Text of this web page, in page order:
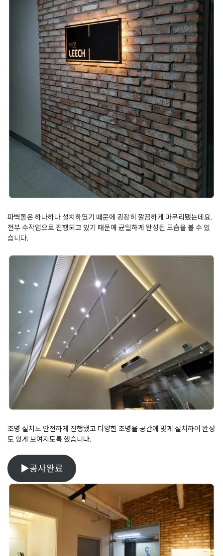
파벽돌은 하나하나 설치하였기 때문에 굉장히 깔끔하게 마무리됐는데요.
전부 수작업으로 진행되고 있기 때문에 균일하게 완성된 모습을 볼 수 있
습니다.
조명 설치도 안전하게 진행됐고 다양한 조명을 공간에 맞게 설치하여 완성
도 있게 보여지도록 했습니다.
▶공사완료